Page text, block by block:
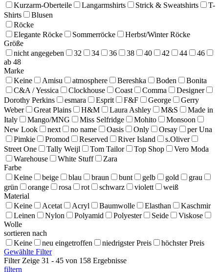
Kurzarm-Oberteile
Langarmshirts Strick & Sweatshirts
T-
Shirts
Blusen
Röcke
Elegante Röcke
Sommerröcke
Herbst/Winter Röcke
Größe
nicht angegeben
32 34 36 38 40 42 44
46
ab 48
Marke
Keine
Amisu atmosphere Bereshka Boden
Bonita
C&A / Yessica
Clockhouse Coast Comma
Designer
Dorothy Perkins
esmara Esprit F&F George
Gerry
Weber
Great Plains H&M Laura Ashley M&S
Made in
Italy
Mango/MNG Miss Selfridge Mohito
Monsoon
New Look
next no name Oasis Only Orsay
per Una
Pimkie
Promod Reserved River Island
s.Oliver
Street One
Tally Weijl Tom Tailor Top Shop
Vero Moda
Warehouse
White Stuff
Zara
Farbe
Keine
beige blau braun bunt gelb gold
grau
grün
orange rosa rot schwarz violett
weiß
Material
Keine
Acetat Acryl Baumwolle Elasthan
Kaschmir
Leinen
Nylon Polyamid Polyester Seide
Viskose
Wolle
sortieren nach
Keine
neu eingetroffen niedrigster Preis
höchster Preis
Gewählte Filter
Filter Zeige 31 - 45 von 158 Ergebnisse
filtern